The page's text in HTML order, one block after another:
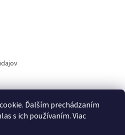
Ďalším prechádzaním
s ich používaním. Viac